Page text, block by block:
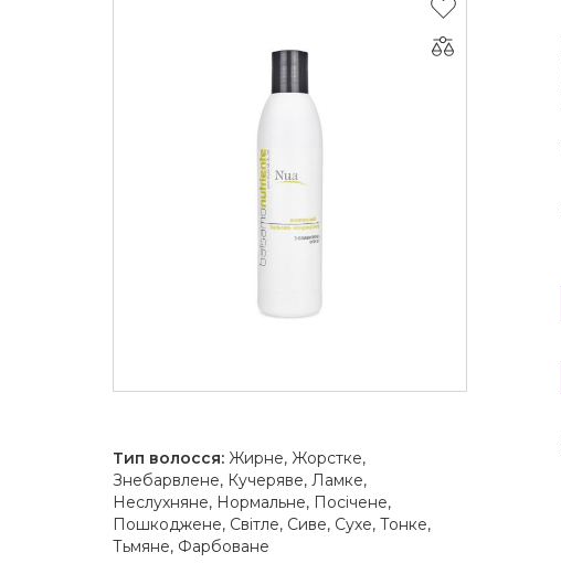
Тип волосся: Жирне, Жорстке,
Знебарвлене, Кучеряве, Ламке,
Неслухняне, Нормальне, Посічене,
Пошкоджене, Світле, Сиве, Сухе, Тонке,
Тьмяне, Фарбоване